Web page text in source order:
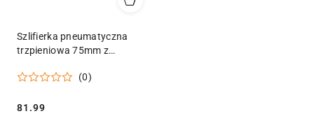
Szlifierka pneumatyczna
trzpieniowa 75mm z
(0)
Cena:
81.99